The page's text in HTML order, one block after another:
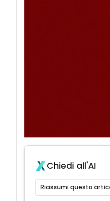
Chiedi all'AI
Riassumi questo